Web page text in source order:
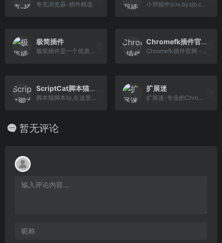
夸克浏览器-插件精选 小羽插件(crx.bysjb.cn)是一个优质Chrome插件扩展收录下载网站，这里收录了海量热门好用的Chrome插件，国内最方便的插件下载网站。
极简插件
极简插件是一个优质Chrome插件扩展收录下载网站，收录热门好用的Chrome插件扩展，国内最方便的插件下载网站。
Chromefk插件官网
Chromefk插件官网 - 下载谷歌浏览器(Chrome)扩展插件CRX - Chrome浏览器应用商店
ScriptCat脚本猫搜索
脚本猫脚本站,在这里你可以与全世界分享你的用户脚
扩展迷
扩展迷-专业的Chrome插件网站
暂无评论